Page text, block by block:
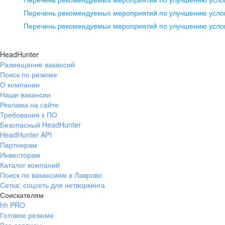
pr@ural.hh.ru
помещение 21
+7 383 207-94-64
pr@nsk.hh.ru
Перечень рекомендуемых мероприятий по улучшению
Перечень рекомендуемых мероприятий по улучшению
HeadHunter
Размещение вакансий
Поиск по резюме
О компании
Наши вакансии
Реклама на сайте
Требования к ПО
Безопасный HeadHunter
HeadHunter API
Партнерам
Инвесторам
Каталог компаний
Поиск по вакансиям в Лаврово
Сетка: соцсеть для нетворкинга
Соискателям
hh PRO
Готовое резюме